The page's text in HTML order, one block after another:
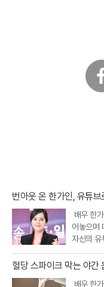
번아웃 온 한가인, 유튜
배우 한
어놓으며
자신의 유
혈당 스파이크 막는 야간
배우 한